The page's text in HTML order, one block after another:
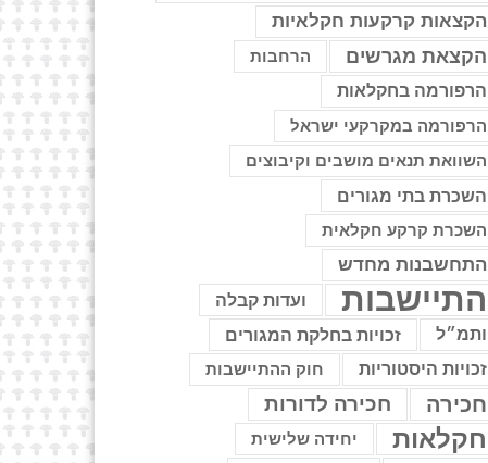
הקצאות קרקעות חקלאיות
הקצאת מגרשים
הרחבות
הרפורמה בחקלאות
הרפורמה במקרקעי ישראל
השוואת תנאים מושבים וקיבוצים
השכרת בתי מגורים
השכרת קרקע חקלאית
התחשבנות מחדש
התיישבות ועדות קבלה
ותמ״ל זכויות בחלקת המגורים
זכויות היסטוריות חוק ההתיישבות
חכירה חכירה לדורות
חקלאות
יחידה שלישית